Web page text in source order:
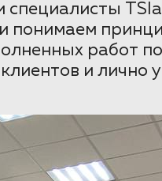
понимаем
работ
и лично